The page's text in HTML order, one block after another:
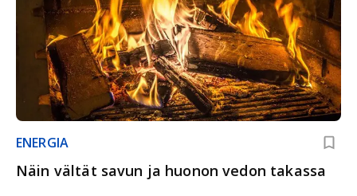
ENERGIA
Näin vältät savun ja huonon vedon takassa